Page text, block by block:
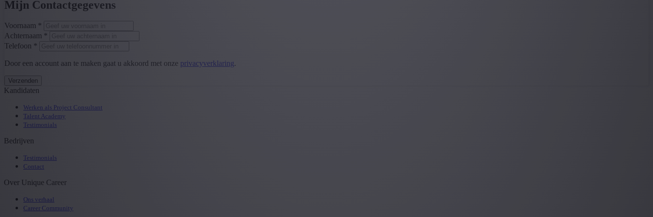
Mijn Contactgegevens
Voornaam *
Achternaam *
Telefoon *
Door een account aan te maken gaat u akkoord met onze privacyverklaring.
Verzenden
Kandidaten
Werken als Project Consultant
Talent Academy
Testimonials
Bedrijven
Testimonials
Contact
Over Unique Career
Ons verhaal
Career Community